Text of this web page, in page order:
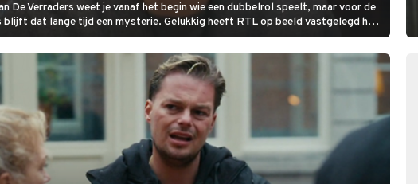
De Verraders weet je vanaf het begin wie een dubbelrol speelt, maar voor de
blijft dat lange tijd een mysterie. Gelukkig heeft RTL op beeld vastgelegd hoe
als de vermoorden reageren op de ware identiteit van deze